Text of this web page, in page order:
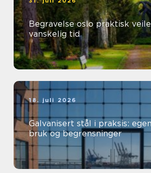
Begravelse oslo praktisk veiledning i en
vanskelig tid
18. juli 2026
Galvanisert stål i praksis:
bruk og begrensninger